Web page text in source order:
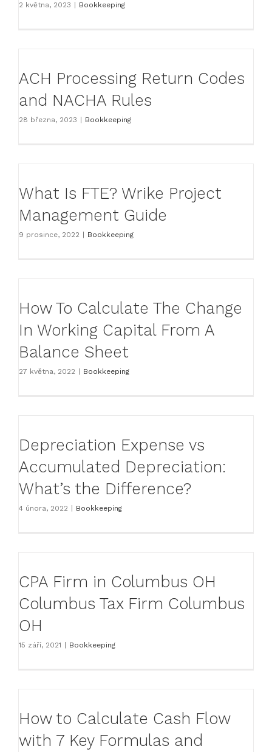
2 května, 2023 Bookkeeping
ACH Processing Return Codes
and NACHA Rules
28 března, 2023 Bookkeeping
What Is FTE? Wrike Project
Management Guide
9 prosince, 2022 Bookkeeping
How To Calculate The Change
In Working Capital From A
Balance Sheet​
27 května, 2022 Bookkeeping
Depreciation Expense vs
Accumulated Depreciation:
What’s the Difference?
4 února, 2022 Bookkeeping
CPA Firm in Columbus OH
Columbus Tax Firm Columbus
OH
15 září, 2021 Bookkeeping
How to Calculate Cash Flow
with 7 Key Formulas and